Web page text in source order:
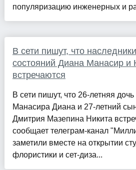
популяризацию инженерных и
В сети пишут, что
состояний Диана Манасир и
встречаются
В сети пишут, что 26-летняя
Манасира Диана и 27-летний
Дмитрия Мазепина Никита
сообщает телеграм-канал
заметили вместе на открытии
флористики и сет-диза...